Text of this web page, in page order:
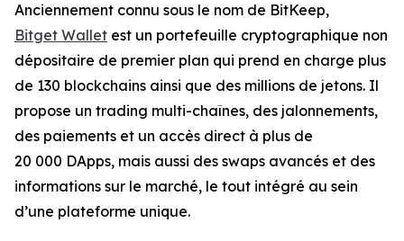
Anciennement connu sous le nom de BitKeep,
Bitget Wallet est un portefeuille cryptographique non
dépositaire de premier plan qui prend en charge plus
de 130 blockchains ainsi que des millions de jetons. Il
propose un trading multi-chaînes, des jalonnements,
des paiements et un accès direct à plus de
20 000 DApps, mais aussi des swaps avancés et des
informations sur le marché, le tout intégré au sein
d’une plateforme unique.